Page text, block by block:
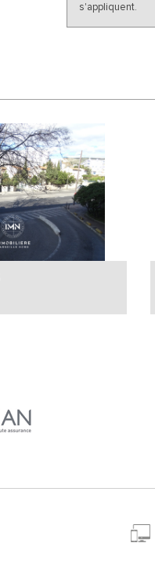
s'appliquent.